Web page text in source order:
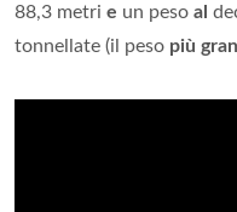
88,3 metri e un peso al
tonnellate (il peso più